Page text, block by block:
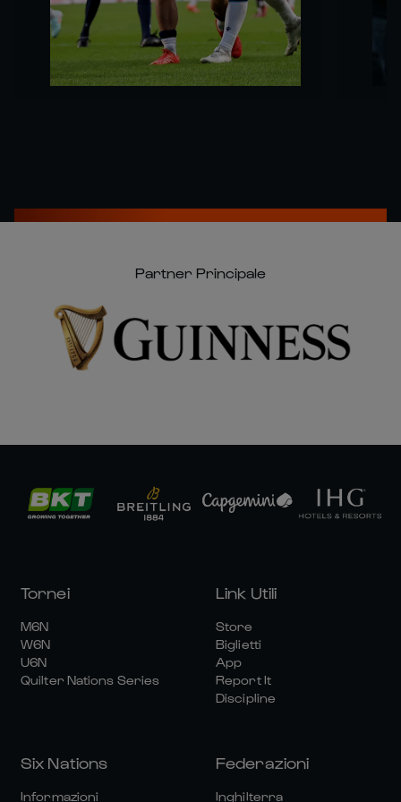
Partner Principale
Tornei
M6N
W6N
U6N
Quilter Nations Series
Link Utili
Store
Biglietti
App
Report It
Discipline
Six Nations
Informazioni
Federazioni
Inghilterra